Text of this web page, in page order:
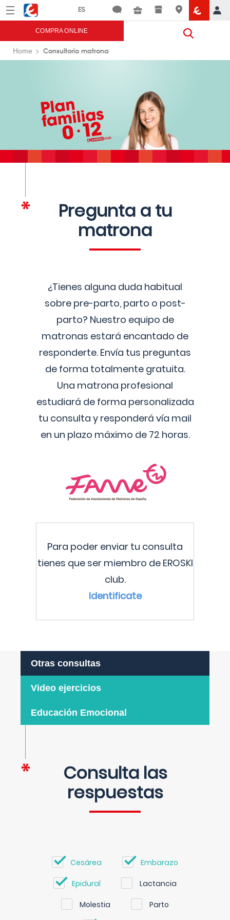
Menú Eroski
COMPRA ONLINE
Home Consultorio matrona
Pregunta a tu
matrona
¿Tienes alguna duda habitual
sobre pre-parto, parto o post-
parto? Nuestro equipo de
matronas estará encantado de
responderte. Envía tus preguntas
de forma totalmente gratuita.
Una matrona profesional
estudiará de forma personalizada
tu consulta y responderá vía mail
en un plazo máximo de 72 horas.
Para poder enviar tu consulta
tienes que ser miembro de EROSKI
club.
Identificate
Otras consultas
Video ejercicios
Educación Emocional
Consulta las
respuestas
Cesárea Embarazo
Epidural Lactancia
Molestia Parto